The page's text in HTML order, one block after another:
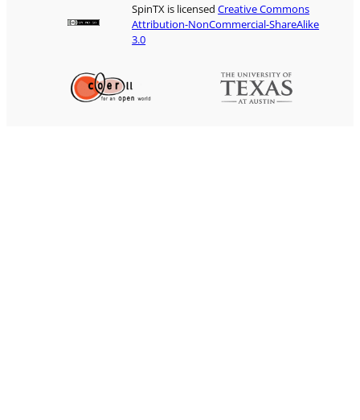
SpinTX is licensedCreative Commons
Attribution-NonCommercial-ShareAlike
3.0